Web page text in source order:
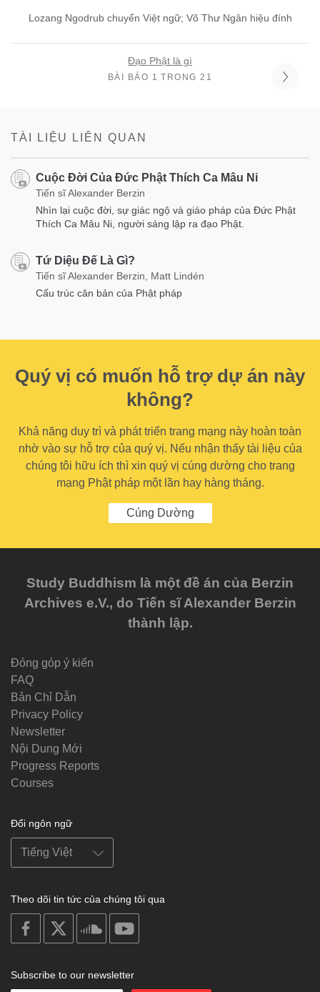
Lozang Ngodrub chuyển Việt ngữ; Võ Thư Ngân hiệu đính
Đạo Phật là gì
BÀI BÁO 1 TRONG 21
TÀI LIỆU LIÊN QUAN
Cuộc Đời Của Đức Phật Thích Ca Mâu Ni
Tiến sĩ Alexander Berzin
Nhìn lại cuộc đời, sự giác ngộ và giáo pháp của Đức Phật
Thích Ca Mâu Ni, người sáng lập ra đạo Phật.
Tứ Diệu Đế Là Gì?
Tiến sĩ Alexander Berzin, Matt Lindén
Cấu trúc căn bản của Phật pháp
Quý vị có muốn hỗ trợ dự án này
không?
Khả năng duy trì và phát triển trang mạng này hoàn toàn
nhờ vào sự hỗ trợ của quý vị. Nếu nhận thấy tài liệu của
chúng tôi hữu ích thì xin quý vị cúng dường cho trang
mạng Phật pháp một lần hay hàng tháng.
Cúng Dường
Study Buddhism là một đề án của Berzin
Archives e.V., do Tiến sĩ Alexander Berzin
thành lập.
Đóng góp ý kiến
FAQ
Bản Chỉ Dẫn
Privacy Policy
Newsletter
Nội Dung Mới
Progress Reports
Courses
Đổi ngôn ngữ
Theo dõi tin tức của chúng tôi qua
on
facebook
soundcloud
Subscribe to our newsletter